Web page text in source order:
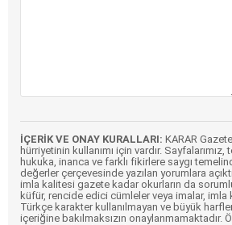
İÇERİK VE ONAY KURALLARI: KARAR
hürriyetinin kullanımı için vardır. Sayfalarımız,
hukuka, inanca ve farklı fikirlere saygı
değerler çerçevesinde yazılan yorumlara
imla kalitesi gazete kadar okurların da
küfür, rencide edici cümleler veya imalar, imla
Türkçe karakter kullanılmayan ve büyük
içeriğine bakılmaksızın onaylanmamaktadır.